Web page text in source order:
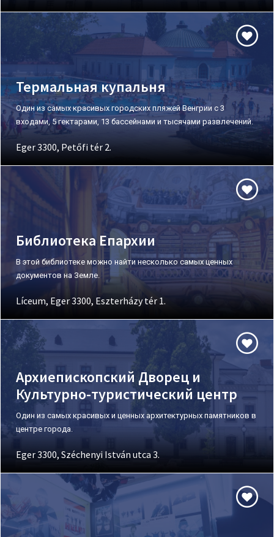
Термальная купальня
Один из самых красивых городских пляжей Венгрии с 3
входами, 5 гектарами, 13 бассейнами и тысячами развлечений.
Eger 3300, Petőfi tér 2.
Библиотека Епархии
В этой библиотеке можно найти несколько самых ценных
документов на Земле.
Líceum, Eger 3300, Eszterházy tér 1.
Архиепископский Дворец и
Культурно-туристический центр
Один из самых красивых и ценных архитектурных памятников в
центре города.
Eger 3300, Széchenyi István utca 3.